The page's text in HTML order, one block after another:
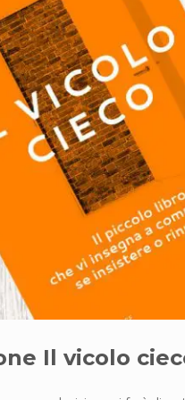
Il vicolo